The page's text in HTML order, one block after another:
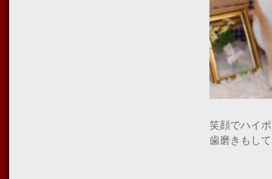
笑顔でハイ
歯磨きもし